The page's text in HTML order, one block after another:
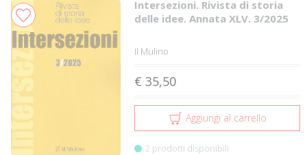
Intersezioni. Rivista di storia
delle idee. Annata XLV. 3/2025
Il Mulino
€ 35,50
Aggiungi al carrello
2 prodotti disponibili